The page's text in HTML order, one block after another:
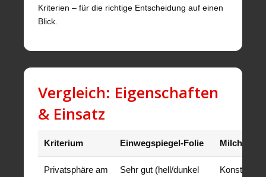
Kriterien – für die richtige Entscheidung auf einen
Blick.
Vergleich: Eigenschaften
& Einsatz
Kriterium Einwegspiegel-Folie
Privatsphäre am
Sehr gut (hell/dunkel
Konstant